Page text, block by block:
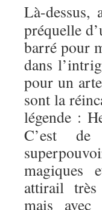
Là-
préquelle
barré pour
dans
pour un
sont la
légende :
C’est
magiques
attirail
mais avec